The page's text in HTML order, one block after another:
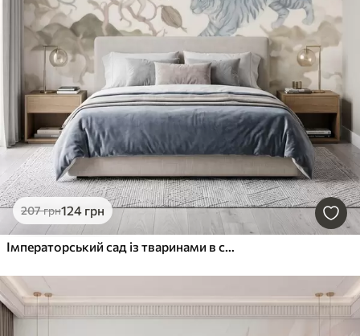
207грн124 грн
Імператорський сад із тваринами в східному стилі — мавпа, леопард, тигр, павич і чапля